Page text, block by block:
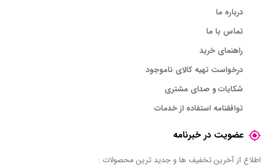
درباره ما
تماس با ما
راهنمای خرید
درخواست تهیه کالای ناموجود
شکایات و صدای مشتری
توافقنامه استفاده از خدمات
عضویت در خبرنامه
اطلاع از آخرین تخفیف ها و جدید ترین محصولات :